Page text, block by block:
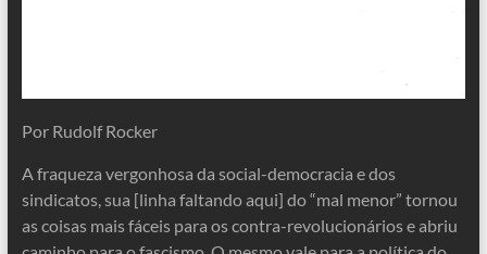
Por Rudolf Rocker
A fraqueza vergonhosa da social-democracia e dos
sindicatos, sua [linha faltando aqui] do “mal menor” tornou
as coisas mais fáceis para os contra-revolucionários e abriu